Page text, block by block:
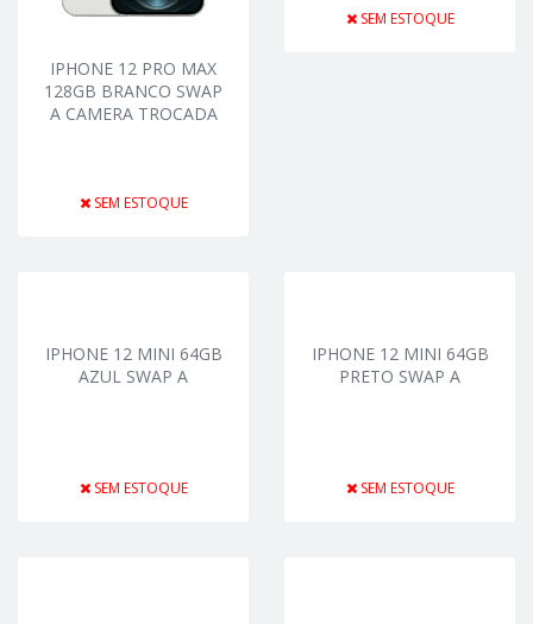
IPHONE 12 PRO MAX
128GB BRANCO SWAP
A CAMERA TROCADA
SEM ESTOQUE
SEM ESTOQUE
IPHONE 12 MINI 64GB
AZUL SWAP A
SEM ESTOQUE
IPHONE 12 MINI 64GB
PRETO SWAP A
SEM ESTOQUE